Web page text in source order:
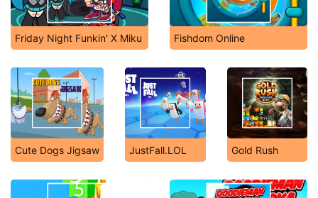
Friday Night Funkin' X Miku Fishdom Online
Cute Dogs Jigsaw JustFall.LOL Gold Rush